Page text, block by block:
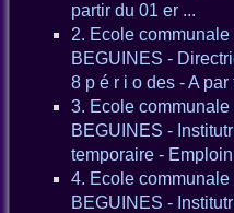
partir du 01 er ...
2. Ecole
BEGUINES -
8 p é r i o des - A par
3. Ecole
BEGUINES -
temporaire -
4. Ecole
BEGUINES -